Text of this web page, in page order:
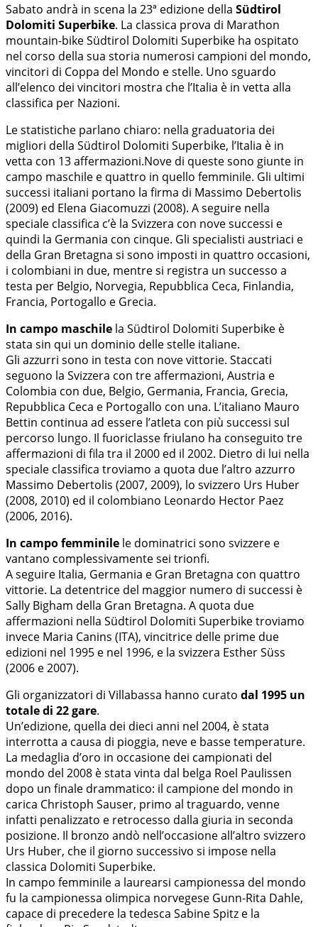
Sabato andrà in scena la 23ª edizione della Südtirol
Dolomiti Superbike. La classica prova di Marathon
mountain-bike Südtirol Dolomiti Superbike ha ospitato
nel corso della sua storia numerosi campioni del mondo,
vincitori di Coppa del Mondo e stelle. Uno sguardo
all’elenco dei vincitori mostra che l’Italia è in vetta alla
classifica per Nazioni.
Le statistiche parlano chiaro: nella graduatoria dei
migliori della Südtirol Dolomiti Superbike, l’Italia è in
vetta con 13 affermazioni.Nove di queste sono giunte in
campo maschile e quattro in quello femminile. Gli ultimi
successi italiani portano la firma di Massimo Debertolis
(2009) ed Elena Giacomuzzi (2008). A seguire nella
speciale classifica c’è la Svizzera con nove successi e
quindi la Germania con cinque. Gli specialisti austriaci e
della Gran Bretagna si sono imposti in quattro occasioni,
i colombiani in due, mentre si registra un successo a
testa per Belgio, Norvegia, Repubblica Ceca, Finlandia,
Francia, Portogallo e Grecia.
In campo maschile la Südtirol Dolomiti Superbike è
stata sin qui un dominio delle stelle italiane.
Gli azzurri sono in testa con nove vittorie. Staccati
seguono la Svizzera con tre affermazioni, Austria e
Colombia con due, Belgio, Germania, Francia, Grecia,
Repubblica Ceca e Portogallo con una. L’italiano Mauro
Bettin continua ad essere l’atleta con più successi sul
percorso lungo. Il fuoriclasse friulano ha conseguito tre
affermazioni di fila tra il 2000 ed il 2002. Dietro di lui nella
speciale classifica troviamo a quota due l’altro azzurro
Massimo Debertolis (2007, 2009), lo svizzero Urs Huber
(2008, 2010) ed il colombiano Leonardo Hector Paez
(2006, 2016).
In campo femminile le dominatrici sono svizzere e
vantano complessivamente sei trionfi.
A seguire Italia, Germania e Gran Bretagna con quattro
vittorie. La detentrice del maggior numero di successi è
Sally Bigham della Gran Bretagna. A quota due
affermazioni nella Südtirol Dolomiti Superbike troviamo
invece Maria Canins (ITA), vincitrice delle prime due
edizioni nel 1995 e nel 1996, e la svizzera Esther Süss
(2006 e 2007).
Gli organizzatori di Villabassa hanno curato dal 1995 un
totale di 22 gare.
Un’edizione, quella dei dieci anni nel 2004, è stata
interrotta a causa di pioggia, neve e basse temperature.
La medaglia d’oro in occasione dei campionati del
mondo del 2008 è stata vinta dal belga Roel Paulissen
dopo un finale drammatico: il campione del mondo in
carica Christoph Sauser, primo al traguardo, venne
infatti penalizzato e retrocesso dalla giuria in seconda
posizione. Il bronzo andò nell’occasione all’altro svizzero
Urs Huber, che il giorno successivo si impose nella
classica Dolomiti Superbike.
In campo femminile a laurearsi campionessa del mondo
fu la campionessa olimpica norvegese Gunn-Rita Dahle,
capace di precedere la tedesca Sabine Spitz e la